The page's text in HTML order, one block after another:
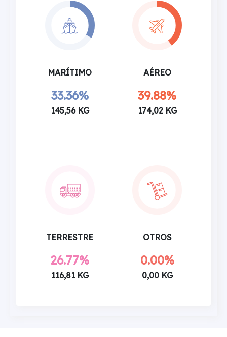
MARÍTIMO
33.36%
145,56 KG
AÉREO
39.88%
174,02 KG
TERRESTRE
26.77%
116,81 KG
OTROS
0.00%
0,00 KG